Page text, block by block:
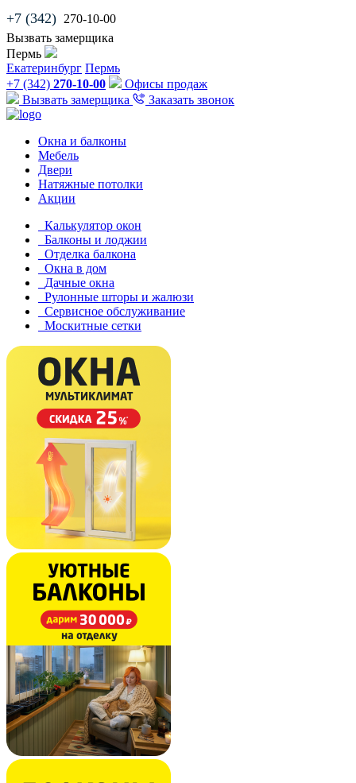
+7 (342) 270-10-00
Вызвать замерщика
Пермь
Екатеринбург Пермь
+7 (342) 270-10-00
Офисы продаж
Вызвать замерщика
Заказать звонок
Окна и балконы
Мебель
Двери
Натяжные потолки
Акции
Калькулятор окон
Балконы и лоджии
Отделка балкона
Окна в дом
Дачные окна
Рулонные шторы и жалюзи
Сервисное обслуживание
Москитные сетки